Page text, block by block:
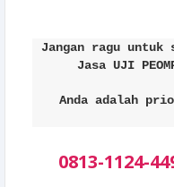
Jangan ragu untuk
Jasa UJI
Anda adalah
0813-1124-